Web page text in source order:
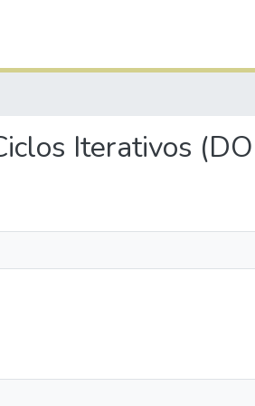
Iterativos